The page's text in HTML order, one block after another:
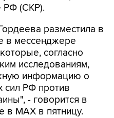
РФ (СКР).
разместила в
в мессенджере
согласно
исследованиям,
информацию о
сил РФ против
- говорится в
в MAX в пятницу.